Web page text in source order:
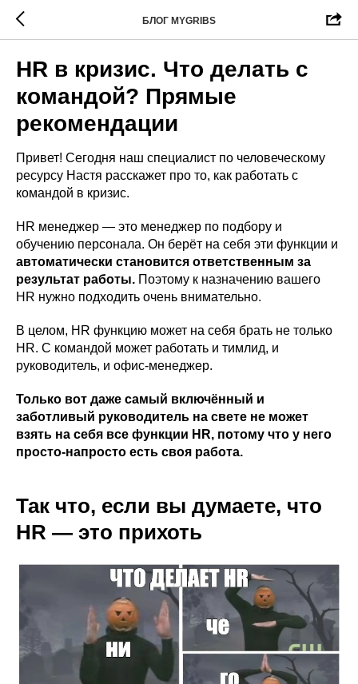
БЛОГ MYGRIBS
HR в кризис. Что делать с
командой? Прямые
рекомендации
Привет! Сегодня наш специалист по человеческому
ресурсу Настя расскажет про то, как работать с
командой в кризис.
HR менеджер — это менеджер по подбору и
обучению персонала. Он берёт на себя эти функции и
автоматически становится ответственным за
результат работы. Поэтому к назначению вашего
HR нужно подходить очень внимательно.
В целом, HR функцию может на себя брать не только
HR. С командой может работать и тимлид, и
руководитель, и офис-менеджер.
Только вот даже самый включённый и
заботливый руководитель на свете не может
взять на себя все функции HR, потому что у него
просто-напросто есть своя работа.
Так что, если вы думаете, что
HR — это прихоть